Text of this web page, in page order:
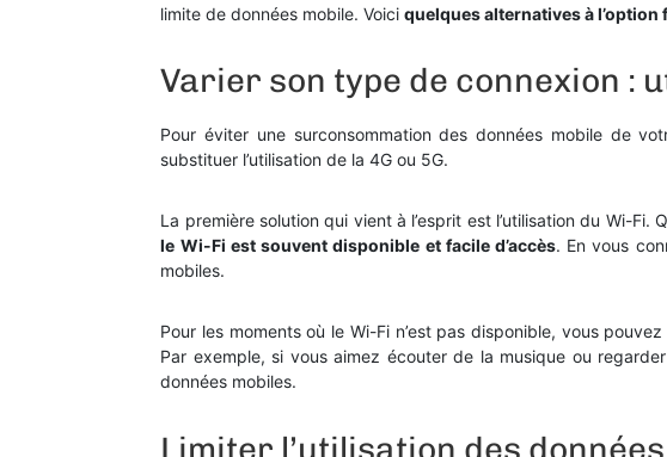
limite de données mobile. Voiciquelques alternatives à l’option
Varier son type de connexion :
Pour éviter une surconsommation des données mobile de
substituer l’utilisation de la 4G ou 5G.
La première solution qui vient à l’esprit est l’utilisation du Wi-
le Wi-Fi est souvent disponible et facile d’accès. En vous
mobiles.
Pour les moments où le Wi-Fi n’est pas disponible, vous
Par exemple, si vous aimez écouter de la musique ou
données mobiles.